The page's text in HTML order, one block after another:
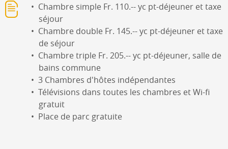
Chambre simple Fr. 110.-- yc pt-déjeuner et taxe
séjour
Chambre double Fr. 145.-- yc pt-déjeuner et taxe
de séjour
Chambre triple Fr. 205.-- yc pt-déjeuner, salle de
bains commune
3 Chambres d'hôtes indépendantes
Télévisions dans toutes les chambres et Wi-fi
gratuit
Place de parc gratuite